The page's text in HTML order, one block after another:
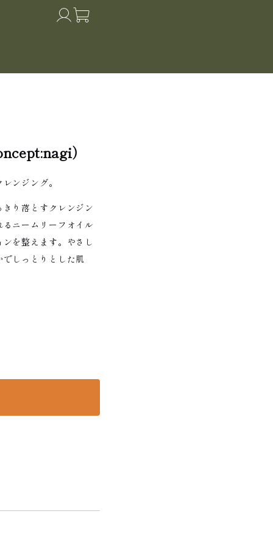
）
ンジング。
り落とすクレンジン
ニームリーフオイル
を整えます。やさし
しっとりとした肌